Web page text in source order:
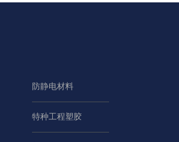
防静电材料
特种工程塑胶